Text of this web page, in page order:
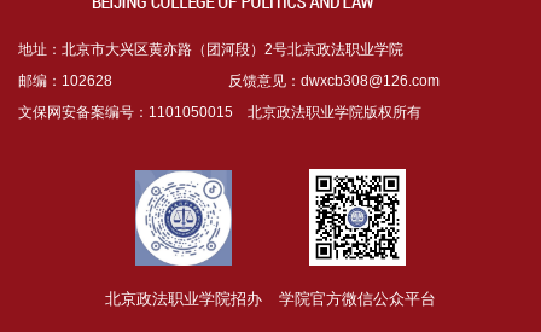
地址：北京市大兴区黄亦路（团河段）2号北京政法职业学院
邮编：102628 反馈意见： dwxcb308@126.com
文保网安备案编号：1101050015 北京政法职业学院版权所有
北京政法职业学院招办 学院官方微信公众平台